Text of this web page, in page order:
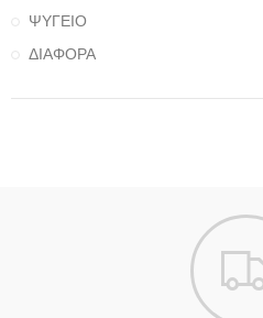
ΨΥΓΕΙΟ
ΔΙΑΦΟΡΑ